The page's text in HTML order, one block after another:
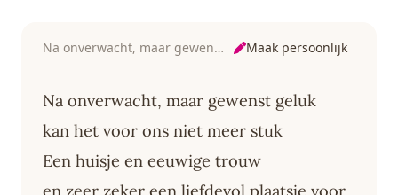
Na onverwacht, maar gewenst geluk Maak persoonlijk
Na onverwacht, maar gewenst geluk
kan het voor ons niet meer stuk
Een huisje en eeuwige trouw